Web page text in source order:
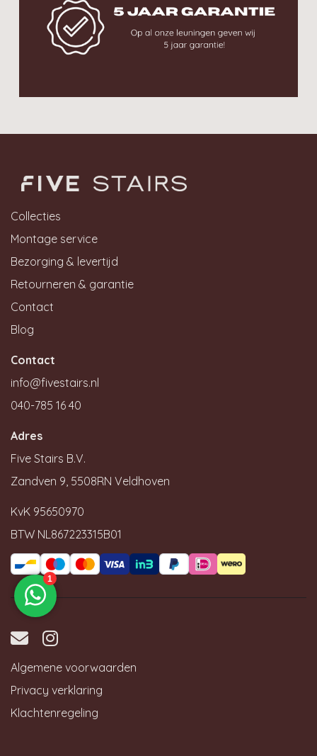
Collecties
Montage service
Bezorging & levertijd
Retourneren & garantie
Contact
Blog
Contact
info@fivestairs.nl
040-785 16 40
Adres
Five Stairs B.V.
Zandven 9, 5508RN Veldhoven
KvK 95650970
BTW NL867223315B01
Algemene voorwaarden
Privacy verklaring
Klachtenregeling